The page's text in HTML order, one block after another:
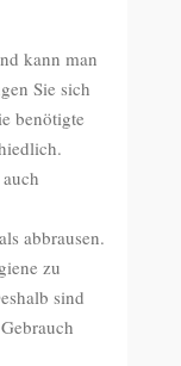
kann man
Sie sich
benötigte
abbrausen.
zu
sind